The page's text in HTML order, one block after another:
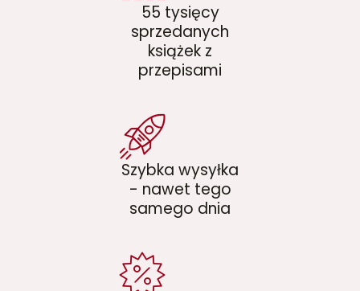
55 tysięcy
sprzedanych
książek z
przepisami
Szybka wysyłka
- nawet tego
samego dnia